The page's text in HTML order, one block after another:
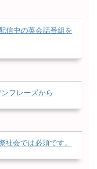
信中の英会話番組を
フレーズから
会では必須です。